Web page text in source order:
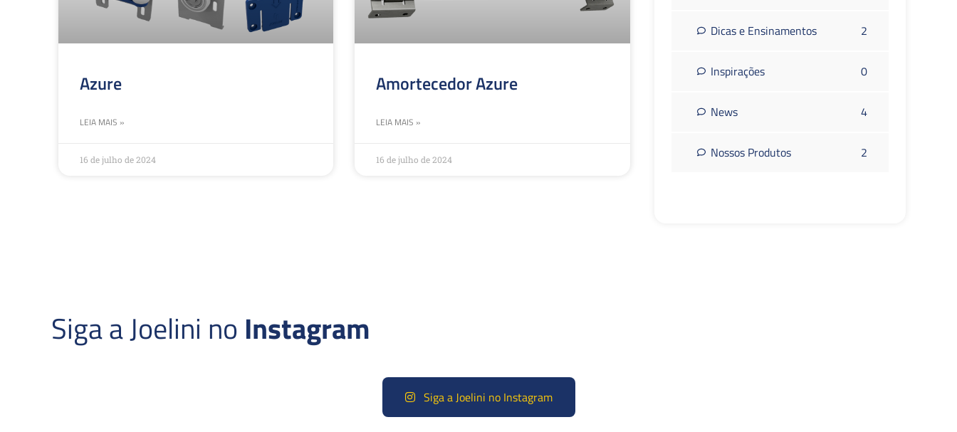
Azure
LEIA MAIS »
16 de julho de 2024
Amortecedor Azure
LEIA MAIS »
16 de julho de 2024
Dicas e Ensinamentos 2
Inspirações 0
News 4
Nossos Produtos 2
Siga a Joelini no Instagram
Siga a Joelini no Instagram